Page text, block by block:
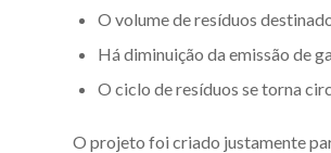
O volume de resíduos
Há diminuição da emissão de
O ciclo de resíduos se torna
O projeto foi criado justamente